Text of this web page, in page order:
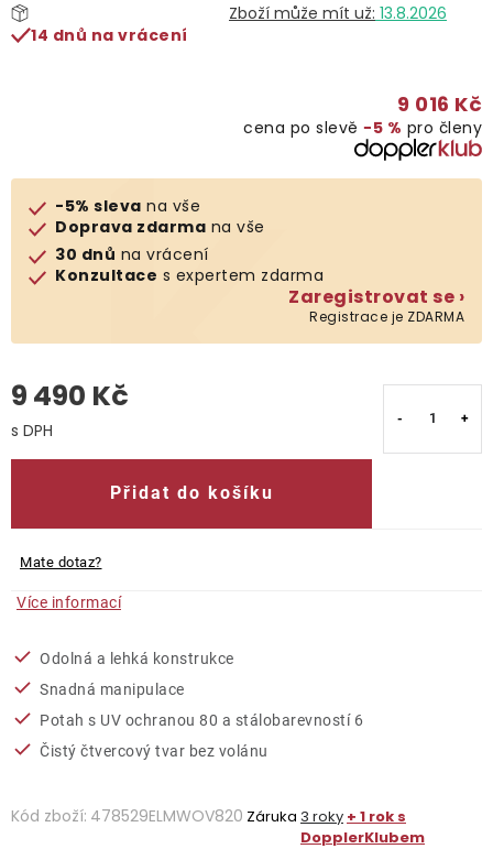
Prodávané značky
Naše katalogy
O nás
Kontakty
13.8.2026
14 dnů na vrácení
9 016 Kč
cena po slevě −5 % pro členy
-5% sleva na vše
Doprava zdarma na vše
30 dnů na vrácení
Konzultace s expertem zdarma
Zaregistrovat se ›
Registrace je ZDARMA
9 490 Kč
Přidat do košíku
Mate dotaz?
Více informací
Odolná a lehká konstrukce
Snadná manipulace
Potah s UV ochranou 80 a stálobarevností 6
Čistý čtvercový tvar bez volánu
Kód zboží: 478529ELMWOV820 Záruka 3 roky + 1 rok s
DopplerKlubem